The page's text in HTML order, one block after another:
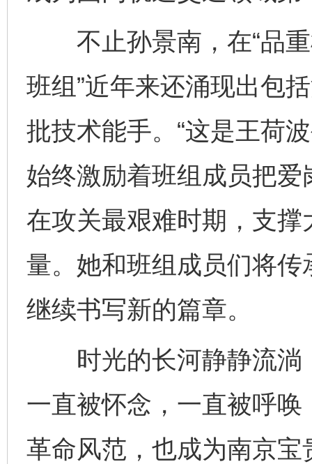
不止孙景南，在“品重
班组”近年来还涌现出包
批技术能手。“这是王荷
始终激励着班组成员把爱
在攻关最艰难时期，支
量。她和班组成员们将传
继续书写新的篇章。
时光的长河静静流淌
一直被怀念，一直被呼唤
革命风范，也成为南京